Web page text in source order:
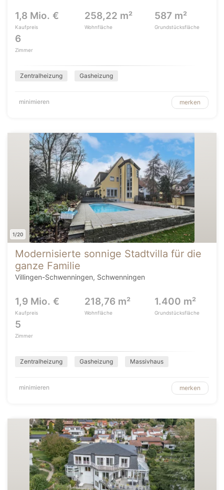
1,8 Mio. €
Kaufpreis
258,22 m²
Wohnfläche
587 m²
Grundstücksfläche
6
Zimmer
Zentralheizung Gasheizung
minimieren merken
1/20
Modernisierte sonnige Stadtvilla für die
ganze Familie
Villingen-Schwenningen, Schwenningen
1,9 Mio. €
Kaufpreis
218,76 m²
Wohnfläche
1.400 m²
Grundstücksfläche
5
Zimmer
Zentralheizung Gasheizung Massivhaus
minimieren merken